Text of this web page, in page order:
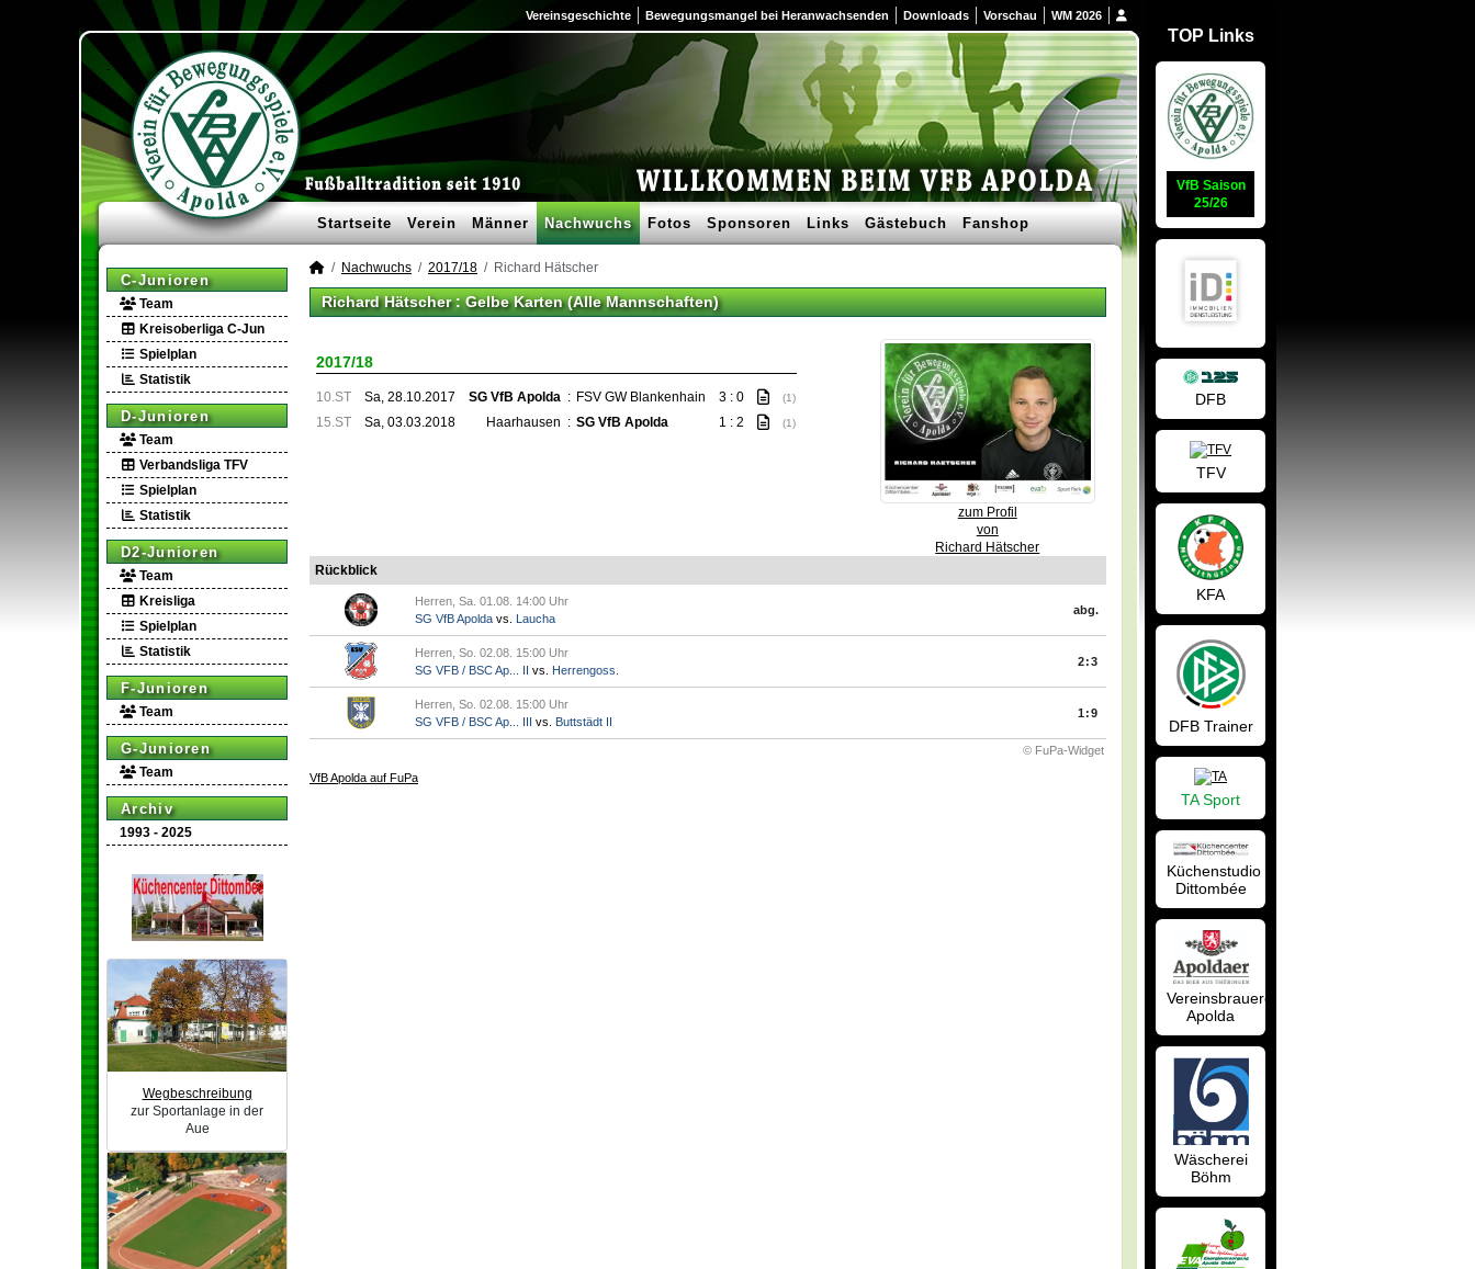
Vereinsgeschichte Bewegungsmangel bei Heranwachsenden Downloads Vorschau WM 2026
Startseite Verein Männer Nachwuchs Fotos Sponsoren Links Gästebuch Fanshop
C-Junioren
Team
Kreisoberliga C-Jun
Spielplan
Statistik
D-Junioren
Team
Verbandsliga TFV
Spielplan
Statistik
D2-Junioren
Team
Kreisliga
Spielplan
Statistik
F-Junioren
Team
G-Junioren
Team
Archiv
1993 - 2025
Wegbeschreibung
zur Sportanlage in der
Aue
Nachwuchs 2017/18 Richard Hätscher
Richard Hätscher : Gelbe Karten (Alle Mannschaften)
zum Profil
von
Richard Hätscher
2017/18
10.ST Sa, 28.10.2017 SG VfB Apolda : FSV GW Blankenhain 3 : 0 (1)
15.ST Sa, 03.03.2018 Haarhausen : SG VfB Apolda 1 : 2 (1)
Rückblick
Herren, Sa. 01.08. 14:00 Uhr
SG VfB Apolda vs. Laucha
abg.
Herren, So. 02.08. 15:00 Uhr
SG VFB / BSC Ap... II vs. Herrengoss.
2:3
Herren, So. 02.08. 15:00 Uhr
SG VFB / BSC Ap... III vs. Buttstädt II
1:9
© FuPa-Widget
VfB Apolda auf FuPa
TOP Links
VfB Saison
25/26
DFB
TFV
KFA
DFB Trainer
TA Sport
Küchenstudio
Dittombée
Vereinsbrauerei
Apolda
Wäscherei
Böhm